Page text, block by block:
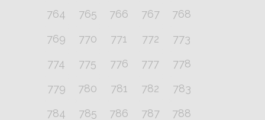
764
765 766 767
768
769
770 771 772
773
774
775 776 777
778
779
780 781 782
783
784
785 786 787
788